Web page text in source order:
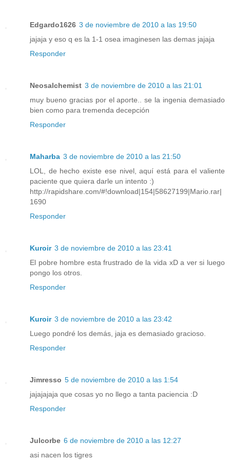
Edgardo1626 3 de noviembre de 2010 a las 19:50
jajaja y eso q es la 1-1 osea imaginesen las demas jajaja
Responder
Neosalchemist 3 de noviembre de 2010 a las 21:01
muy bueno gracias por el aporte.. se la ingenia demasiado
bien como para tremenda decepción
Responder
Maharba 3 de noviembre de 2010 a las 21:50
LOL, de hecho existe ese nivel, aquí está para el valiente
paciente que quiera darle un intento :)
http://rapidshare.com/#!download|154|58627199|Mario.rar|
1690
Responder
Kuroir 3 de noviembre de 2010 a las 23:41
El pobre hombre esta frustrado de la vida xD a ver si luego
pongo los otros.
Responder
Kuroir 3 de noviembre de 2010 a las 23:42
Luego pondré los demás, jaja es demasiado gracioso.
Responder
Jimresso 5 de noviembre de 2010 a las 1:54
jajajajaja que cosas yo no llego a tanta paciencia :D
Responder
Julcorbe 6 de noviembre de 2010 a las 12:27
asi nacen los tigres